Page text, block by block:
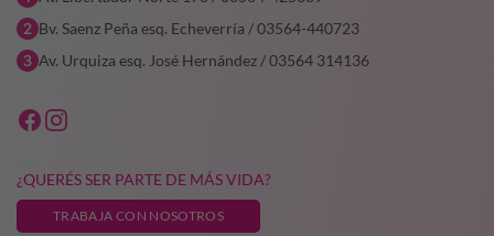
Bv. Saenz Peña esq. Echeverría / 03564-440723
Av. Urquiza esq. José Hernández / 03564 314136
¿QUERÉS SER PARTE DE MÁS VIDA?
TRABAJA CON NOSOTROS